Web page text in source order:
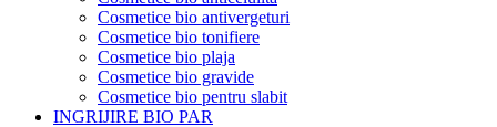
Cosmetice bio antivergeturi
Cosmetice bio tonifiere
Cosmetice bio plaja
Cosmetice bio gravide
Cosmetice bio pentru slabit
INGRIJIRE BIO PAR